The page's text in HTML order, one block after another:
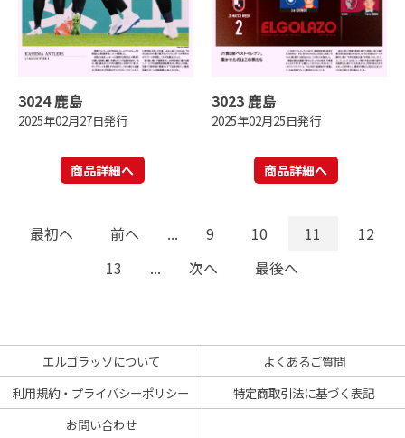
3024 鹿島
2025年02月27日発行
商品詳細へ
3023 鹿島
2025年02月25日発行
商品詳細へ
最初へ 前へ ... 9 10 11
12
13
... 次へ 最後へ
エルゴラッソについて
よくあるご質問
利用規約・プライバシーポリシー
特定商取引法に基づく表記
お問い合わせ